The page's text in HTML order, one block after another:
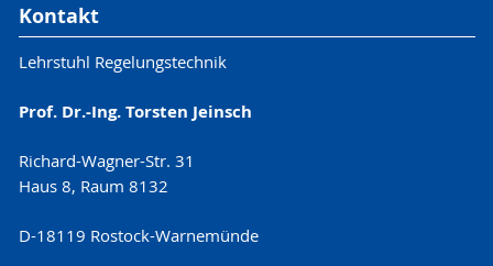
Kontakt
Lehrstuhl Regelungstechnik
Prof. Dr.-Ing. Torsten Jeinsch
Richard-Wagner-Str. 31
Haus 8, Raum 8132
D-18119 Rostock-Warnemünde